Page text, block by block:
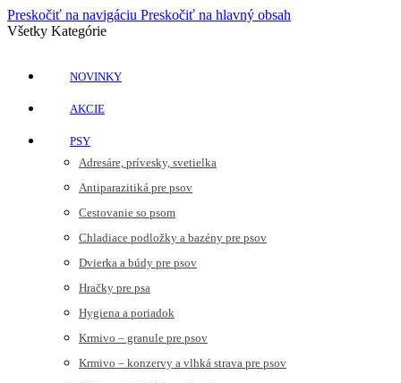
Preskočiť na navigáciu Preskočiť na hlavný obsah
Všetky Kategórie
NOVINKY
AKCIE
PSY
Adresáre, prívesky, svetielka
Antiparazitiká pre psov
Cestovanie so psom
Chladiace podložky a bazény pre psov
Dvierka a búdy pre psov
Hračky pre psa
Hygiena a poriadok
Krmivo – granule pre psov
Krmivo – konzervy a vlhká strava pre psov